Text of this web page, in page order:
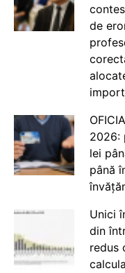
de
2026:
lei
până
Unici
din
redus